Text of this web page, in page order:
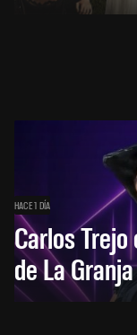
HACE 1 DÍA
Carlos
de La